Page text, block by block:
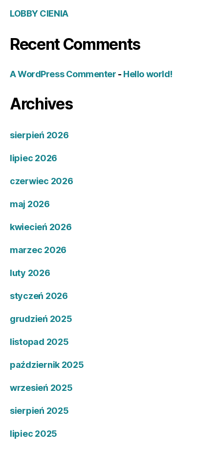
LOBBY CIENIA
Recent Comments
A WordPress Commenter - Hello world!
Archives
sierpień 2026
lipiec 2026
czerwiec 2026
maj 2026
kwiecień 2026
marzec 2026
luty 2026
styczeń 2026
grudzień 2025
listopad 2025
październik 2025
wrzesień 2025
sierpień 2025
lipiec 2025